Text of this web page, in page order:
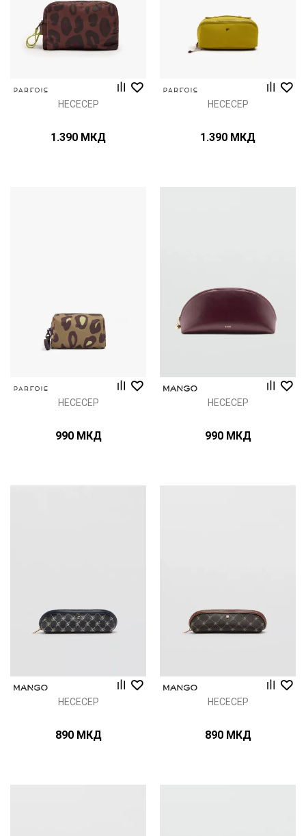
НЕСЕСЕР
1.390 МКД
НЕСЕСЕР
1.390 МКД
НЕСЕСЕР
990 МКД
НЕСЕСЕР
990 МКД
НЕСЕСЕР
890 МКД
НЕСЕСЕР
890 МКД